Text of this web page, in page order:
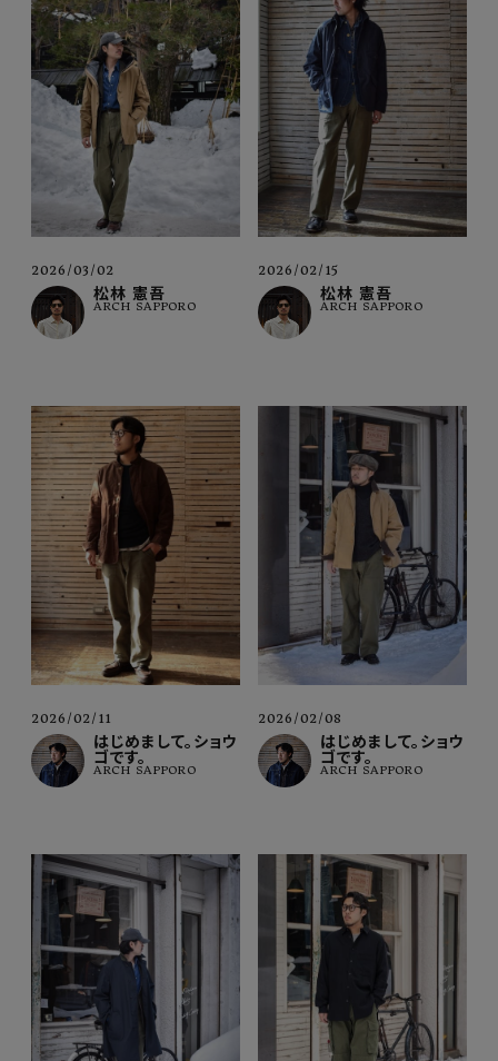
2026/03/02
松林 憲吾
ARCH SAPPORO
2026/02/15
松林 憲吾
ARCH SAPPORO
2026/02/11
はじめまして。ショウ
ゴです。
ARCH SAPPORO
2026/02/08
はじめまして。ショウ
ゴです。
ARCH SAPPORO